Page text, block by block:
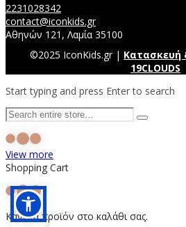
2231028342
contact@iconkids.gr
Αθηνών 121, Λαμία 35100
©2025 IconKids.gr | Κατασκευή
19CLOUDS
Start typing and press Enter to search
View more
Shopping Cart
Κανένα προϊόν στο καλάθι σας.